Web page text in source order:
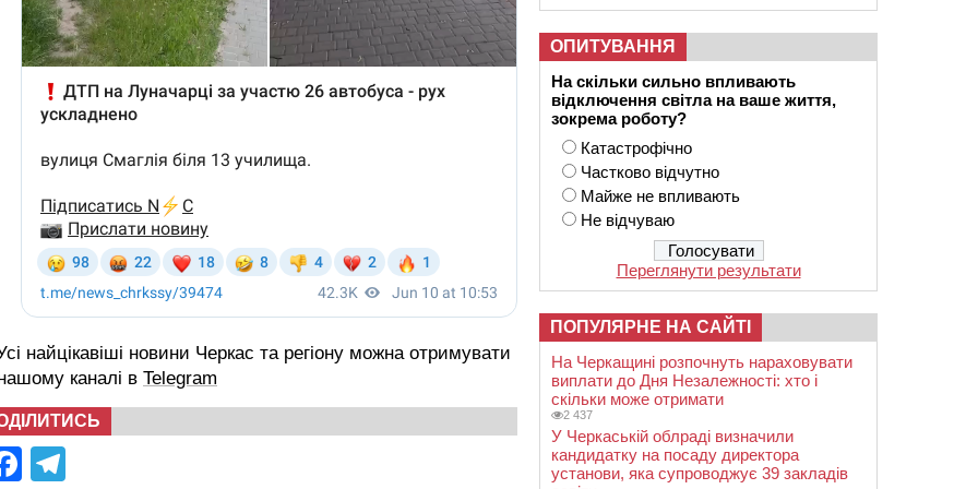
найцікавіші новини Черкас та регіону можна отримувати
каналі в Telegram
Facebook
ОПИТУВАННЯ
На скільки сильно впливають
відключення світла на ваше життя,
зокрема роботу?
Катастрофічно
Частково відчутно
Майже не впливають
Не відчуваю
Переглянути результати
ПОПУЛЯРНЕ НА САЙТІ
На Черкащині розпочнуть нараховувати
виплати до Дня Незалежності: хто і
скільки може отримати
2 437
У Черкаській облраді визначили
кандидатку на посаду директора
установи, яка супроводжує 39 закладів